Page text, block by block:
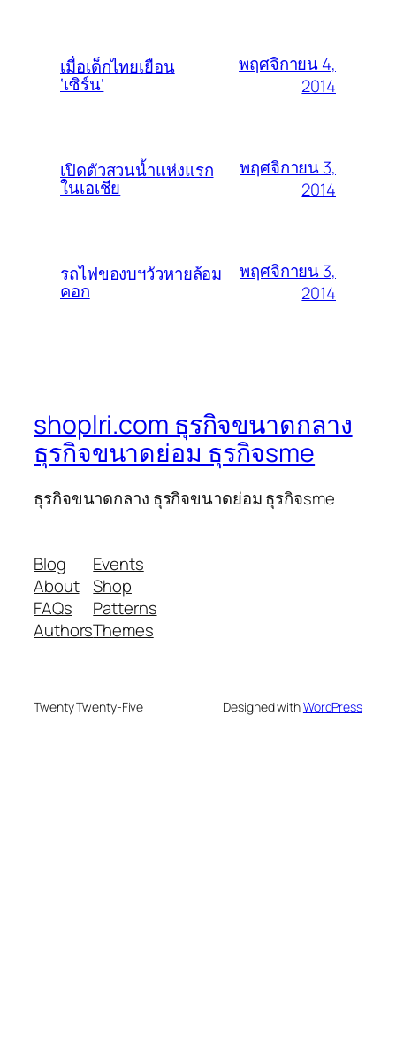
เมื่อเด็กไทยเยือน
‘เซิร์น’
พฤศจิกายน 4,
2014
เปิดตัวสวนน้ำแห่งแรก
ในเอเชีย
พฤศจิกายน 3,
2014
รถไฟของบฯวัวหายล้อม
คอก
พฤศจิกายน 3,
2014
shoplri.com ธุรกิจขนาดกลาง
ธุรกิจขนาดย่อม ธุรกิจsme
ธุรกิจขนาดกลาง ธุรกิจขนาดย่อม ธุรกิจsme
Blog
About
FAQs
Authors
Events
Shop
Patterns
Themes
Twenty Twenty-Five Designed withWordPress